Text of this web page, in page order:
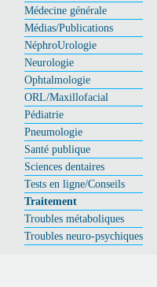
Médecine générale
Médias/Publications
NéphroUrologie
Neurologie
Ophtalmologie
ORL/Maxillofacial
Pédiatrie
Pneumologie
Santé publique
Sciences dentaires
Tests en ligne/Conseils
Traitement
Troubles métaboliques
Troubles neuro-psychiques